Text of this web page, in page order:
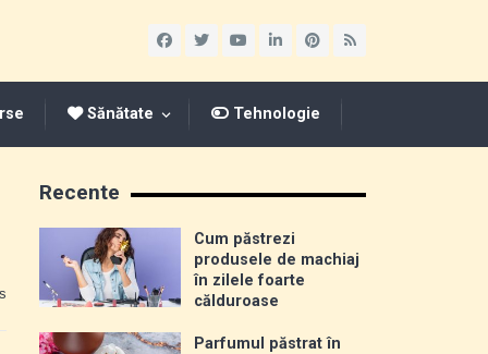
Sănătate Tehnologie
Recente
Cum păstrezi
produsele de machiaj
în zilele foarte
călduroase
Parfumul păstrat în